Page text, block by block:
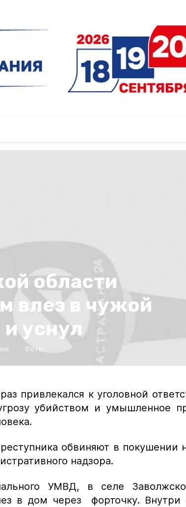
области
влез в чужой
уснул
Фото:
привлекался к уголовной
убийством и умышленное
обвиняют в покушении
надзора.
УМВД, в селе
в дом через форточку. Внутри